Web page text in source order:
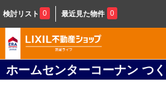
検討リスト 0 最近見た物件 0
ホームセンターコーナン つ